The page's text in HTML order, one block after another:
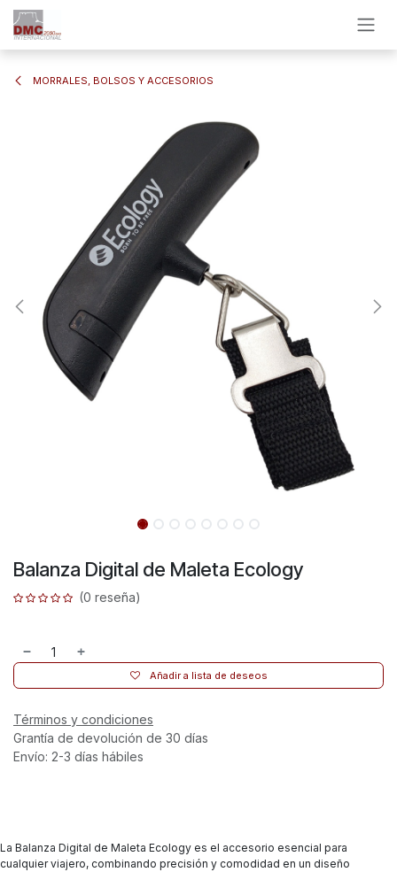
MORRALES, BOLSOS Y ACCESORIOS
Balanza Digital de Maleta Ecology
(0 reseña)
Añadir a lista de deseos
Términos y condiciones
Grantía de devolución de 30 días
Envío: 2-3 días hábiles
La Balanza Digital de Maleta Ecology es el accesorio esencial para
cualquier viajero, combinando precisión y comodidad en un diseño